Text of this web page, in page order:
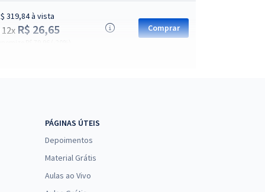
319,84 à vista
R$ 26,65 Comprar
49,15
R$ 343,84 à vista
R$ 28,65
R$ 85,96 (-20%)
PÁGINAS ÚTEIS
Depoimentos
Material Grátis
Aulas ao Vivo